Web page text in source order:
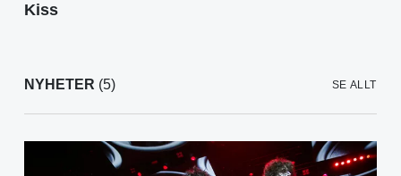
Kiss
NYHETER (5) SE ALLT